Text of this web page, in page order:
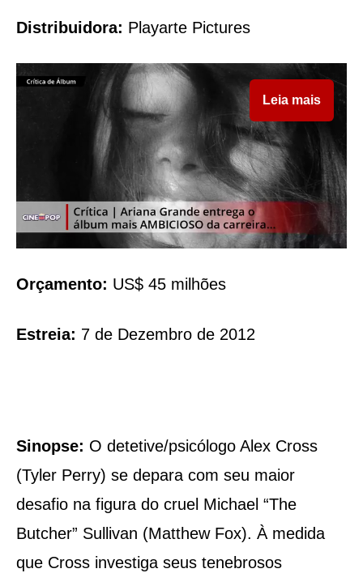
Distribuidora: Playarte Pictures
Leia mais
Orçamento: US$ 45 milhões
Estreia: 7 de Dezembro de 2012
Sinopse: O detetive/psicólogo Alex Cross
(Tyler Perry) se depara com seu maior
desafio na figura do cruel Michael “The
Butcher” Sullivan (Matthew Fox). À medida
que Cross investiga seus tenebrosos